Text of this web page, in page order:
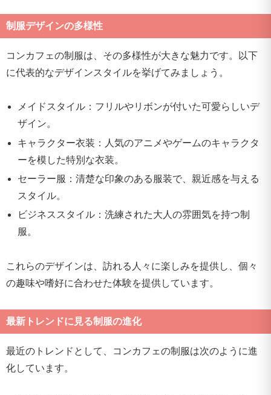
制服デザインの多様性
コンカフェの制服は、その多様性が大きな魅力です。以下
に代表的なデザインスタイルを挙げてみましょう。
メイドスタイル：フリルやリボンが付いた可愛らしいデ
ザイン。
キャラクター衣装：人気のアニメやゲームのキャラクタ
ーを模した特別な衣装。
セーラー服：清楚な印象のある服装で、親近感を与える
スタイル。
ビジネススタイル：洗練された大人の雰囲気を持つ制
服。
これらのデザインは、訪れる人々に楽しみを提供し、個々
の趣味や嗜好に合わせた体験を提供しています。
最新トレンドに見る制服の進化
最近のトレンドとして、コンカフェの制服は次のように進
化しています。